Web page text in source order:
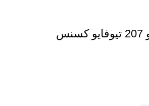
ایسیو پژو 206 و 207 تیوفایو کسنس